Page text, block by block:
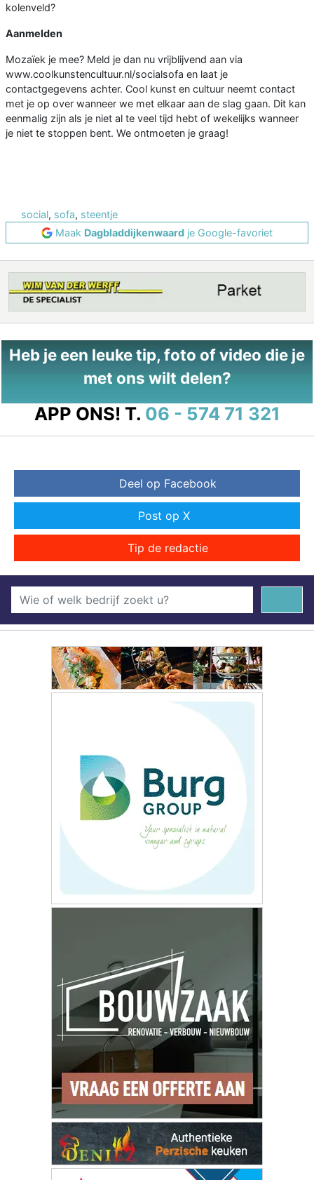
kolenveld?
Aanmelden
Mozaïek je mee? Meld je dan nu vrijblijvend aan via
www.coolkunstencultuur.nl/socialsofa en laat je
contactgegevens achter. Cool kunst en cultuur neemt contact
met je op over wanneer we met elkaar aan de slag gaan. Dit kan
eenmalig zijn als je niet al te veel tijd hebt of wekelijks wanneer
je niet te stoppen bent. We ontmoeten je graag!
social, sofa, steentje
Maak Dagbladdijkenwaard je Google-favoriet
Heb je een leuke tip, foto of video die je
met ons wilt delen?
APP ONS! T. 06 - 574 71 321
Deel op Facebook
Post op X
Tip de redactie